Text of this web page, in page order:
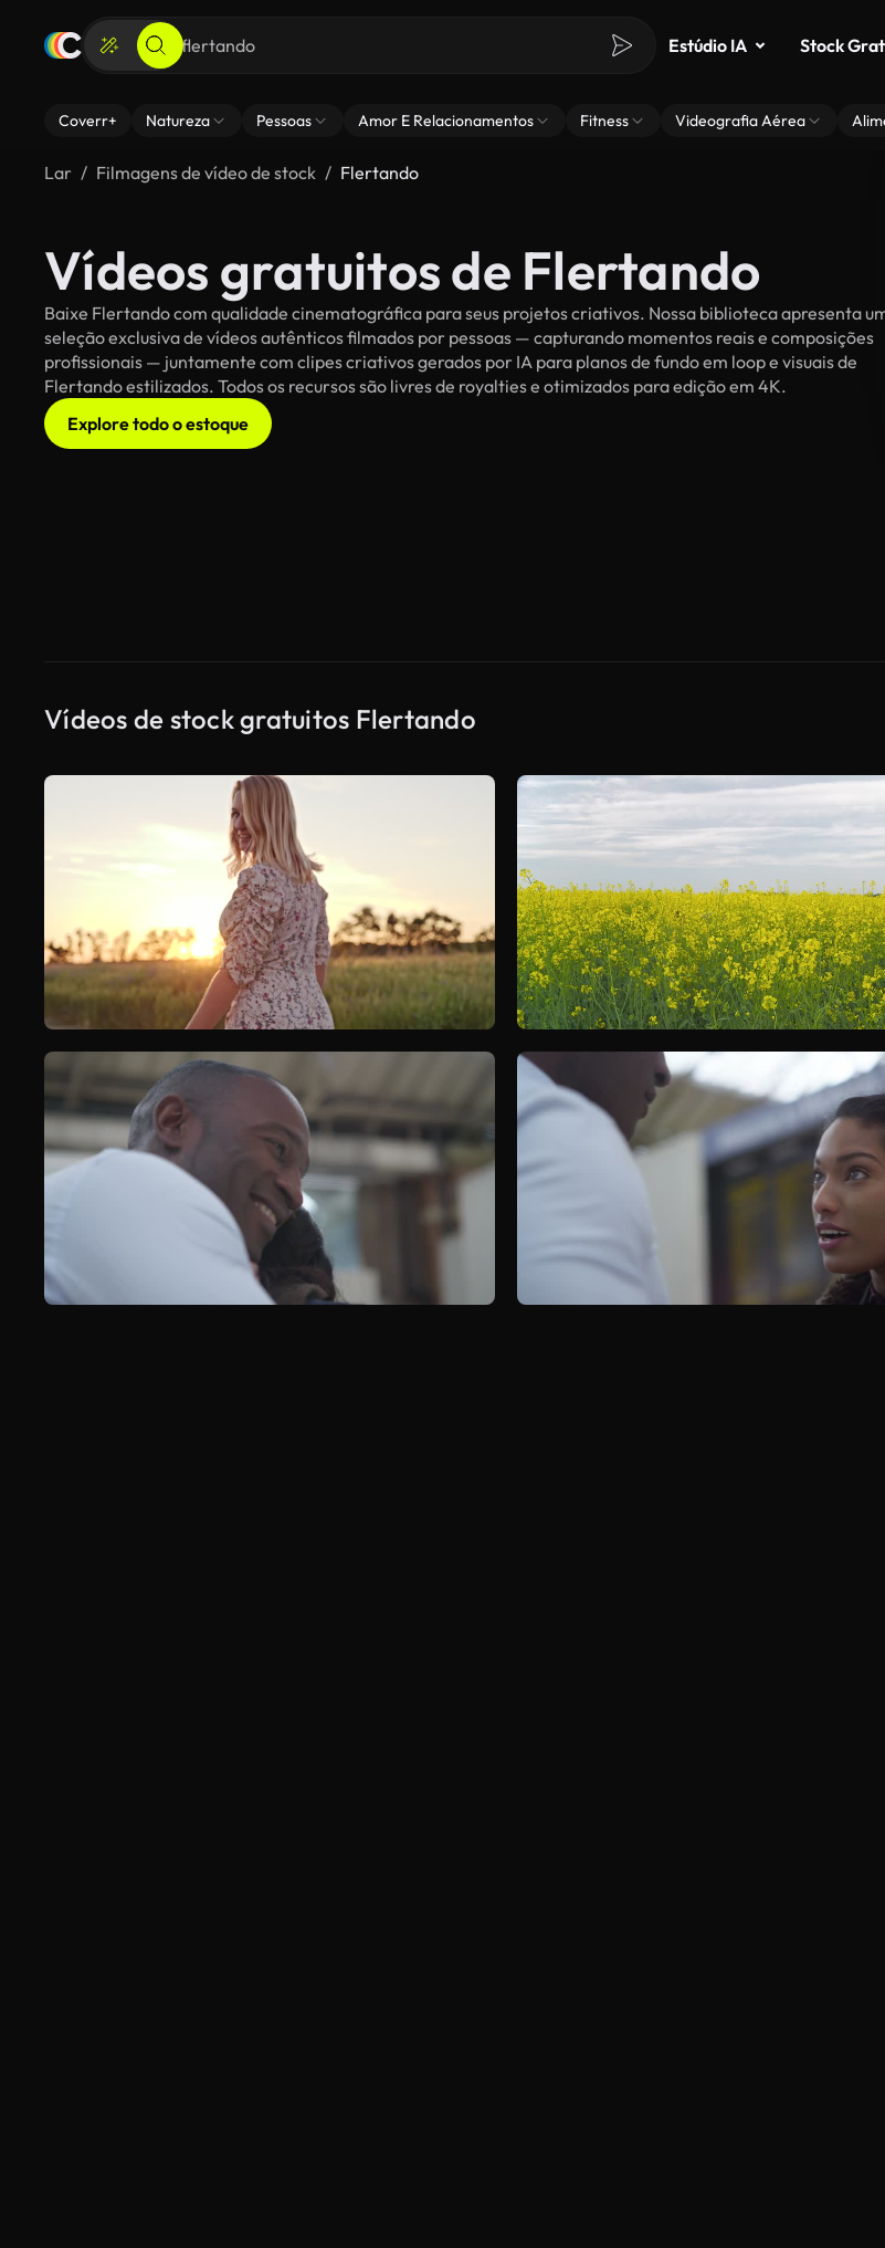
Estúdio IA Stock
Coverr+ Natureza Pessoas Amor E Relacionamentos Fitness Videografia Aérea
Lar Filmagens de vídeo de stock Flertando
Vídeos gratuitos de Flertando
Baixe Flertando com qualidade cinematográfica para seus projetos criativos. Nossa biblioteca apresenta
seleção exclusiva de vídeos autênticos filmados por pessoas — capturando momentos reais e composições
profissionais — juntamente com clipes criativos gerados por IA para planos de fundo em loop e visuais de
Flertando estilizados. Todos os recursos são livres de royalties e otimizados para edição em 4K.
Explore todo o estoque
Vídeos de stock gratuitos Flertando